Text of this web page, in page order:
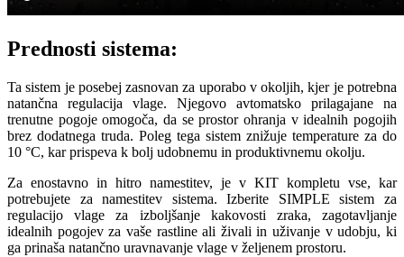
Prednosti sistema:
Ta sistem je posebej zasnovan za uporabo v okoljih, kjer je potrebna
natančna regulacija vlage. Njegovo avtomatsko prilagajane na
trenutne pogoje omogoča, da se prostor ohranja v idealnih pogojih
brez dodatnega truda. Poleg tega sistem znižuje temperature za do
10 °C, kar prispeva k bolj udobnemu in produktivnemu okolju.
Za enostavno in hitro namestitev, je v KIT kompletu vse, kar
potrebujete za namestitev sistema. Izberite SIMPLE sistem za
regulacijo vlage za izboljšanje kakovosti zraka, zagotavljanje
idealnih pogojev za vaše rastline ali živali in uživanje v udobju, ki
ga prinaša natančno uravnavanje vlage v željenem prostoru.